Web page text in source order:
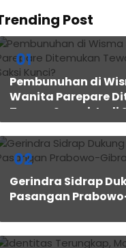
Post
01
Pembunuhan di
Wanita Parepare
Tewas, Suami Jadi
02
Gerindra Sidrap
Pasangan